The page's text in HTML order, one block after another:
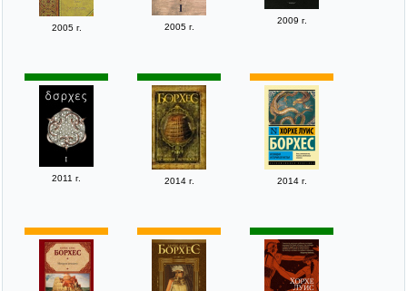
2005 г. 2005 г.
2009 г.
2011 г. 2014 г. 2014 г.